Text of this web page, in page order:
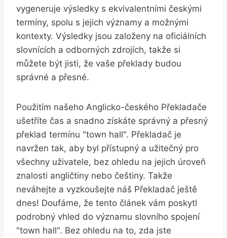
vygeneruje výsledky⁤ s⁤ ekvivalentními českými
termíny, spolu s jejich významy a možnými
kontexty. Výsledky‍ jsou založeny na‌ oficiálních
slovnících a odborných ‍zdrojích,⁢ takže si
můžete být ⁤jisti, že ⁤vaše překlady budou
správné a přesné.
Použitím‌ našeho⁣ Anglicko-českého‌ Překladače
ušetříte čas a snadno‍ získáte ‍správný a přesný
překlad termínu "town​ hall". Překladač je
navržen ​tak, aby byl přístupný a užitečný ⁣pro
všechny uživatele, bez ohledu na jejich úroveň
⁢znalosti angličtiny nebo češtiny. Takže
neváhejte a⁢ vyzkoušejte náš⁢ Překladač ⁣ještě
dnes! Doufáme, že tento článek⁤ vám ‍poskytl
podrobný vhled do významu ⁣slovního​ spojení ⁣
"town hall". Bez ohledu‌ na to, zda​ jste